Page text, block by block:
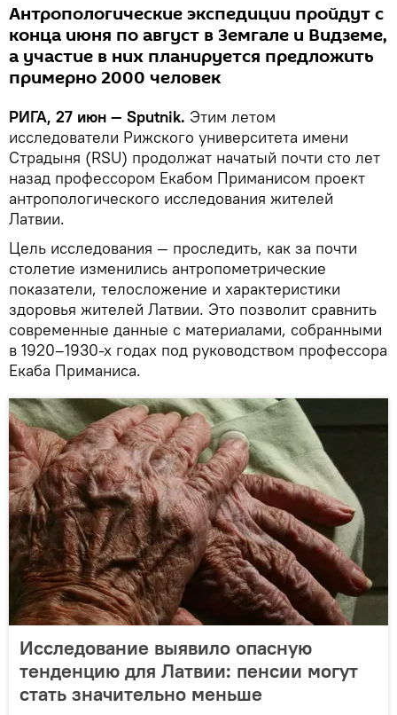
Антропологические экспедиции пройдут с
конца июня по август в Земгале и Видземе,
а участие в них планируется предложить
примерно 2000 человек
РИГА, 27 июн — Sputnik. Этим летом
исследователи Рижского университета имени
Страдыня (RSU) продолжат начатый почти сто лет
назад профессором Екабом Приманисом проект
антропологического исследования жителей
Латвии.
Цель исследования — проследить, как за почти
столетие изменились антропометрические
показатели, телосложение и характеристики
здоровья жителей Латвии. Это позволит сравнить
современные данные с материалами, собранными
в 1920–1930-х годах под руководством профессора
Екаба Приманиса.
Исследование выявило опасную
тенденцию для Латвии: пенсии могут
стать значительно меньше